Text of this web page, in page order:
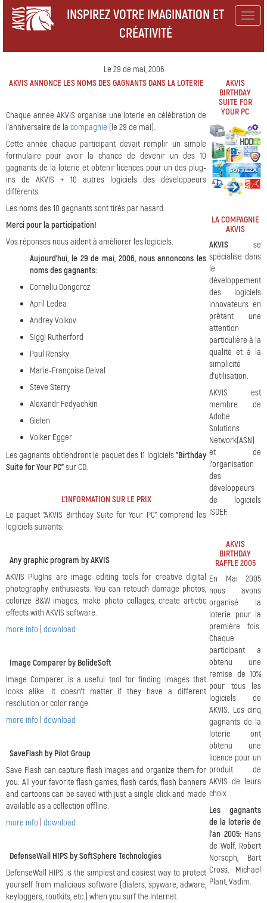
INSPIREZ VOTRE IMAGINATION ET
CRÉATIVITÉ
Le 29 de mai, 2006
AKVIS ANNONCE LES NOMS DES GAGNANTS DANS LA LOTERIE
Chaque année AKVIS organise une loterie en célébration de
l'anniversaire de la compagnie (le 29 de mai).
Cette année chaque participant devait remplir un simple
formulaire pour avoir la chance de devenir un des 10
gagnants de la loterie et obtenir licences pour un des plug-
ins de AKVIS + 10 autres logiciels des développeurs
différents.
Les noms des 10 gagnants sont tirés par hasard.
Merci pour la participation!
Vos réponses nous aident à améliorer les logiciels.
Aujourd'hui, le 29 de mai, 2006, nous annoncons les
noms des gagnants:
Corneliu Dongoroz
April Ledea
Andrey Volkov
Siggi Rutherford
Paul Rensky
Marie-Françoise Delval
Steve Sterry
Alexandr Fedyachkin
Gielen
Volker Egger
Les gagnants obtiendront le paquet des 11 logiciels"Birthday
Suite for Your PC"sur CD.
L'INFORMATION SUR LE PRIX
Le paquet "AKVIS Birthday Suite for Your PC" comprend les
logiciels suivants:
Any graphic program by AKVIS
AKVIS PlugIns are image editing tools for creative digital
photography enthusiasts. You can retouch damage photos,
colorize B&W images, make photo collages, create artictic
effects with AKVIS software.
more info download
Image Comparer by BolideSoft
Image Comparer is a useful tool for finding images that
looks alike. It doesn't matter if they have a different
resolution or color range.
more info download
SaveFlash by Pilot Group
Save Flash can capture flash images and organize them for
you. All your favorite flash games, flash cards, flash banners
and cartoons can be saved with just a single click and made
available as a collection offline.
more info download
DefenseWall HIPS by SoftSphere Technologies
DefenseWall HIPS is the simplest and easiest way to protect
yourself from malicious software (dialers, spyware, adware,
keyloggers, rootkits, etc.) when you surf the Internet.
AKVIS
BIRTHDAY
SUITE FOR
YOUR PC
LA COMPAGNIE
AKVIS
AKVIS se
spécialise dans
le
développement
des logiciels
innovateurs en
prêtant une
attention
particulière à la
qualité et à la
simplicité
d’utilisation.
AKVIS est
membre de
Adobe
Solutions
Network(ASN)
et de
l'organisation
des
développeurs
de logiciels
ISDEF.
AKVIS
BIRTHDAY
RAFFLE 2005
En Mai 2005
nous avons
organisé la
loterie pour la
première fois.
Chaque
participant a
obtenu une
remise de 10%
pour tous les
logiciels de
AKVIS. Les cinq
gagnants de la
loterie ont
obtenu une
licence pour un
produit de
AKVIS de leurs
choix.
Les gagnants
de la loterie de
l'an 2005:Hans
de Wolf, Robert
Norsoph, Bart
Cross, Michael
Plant, Vadim.